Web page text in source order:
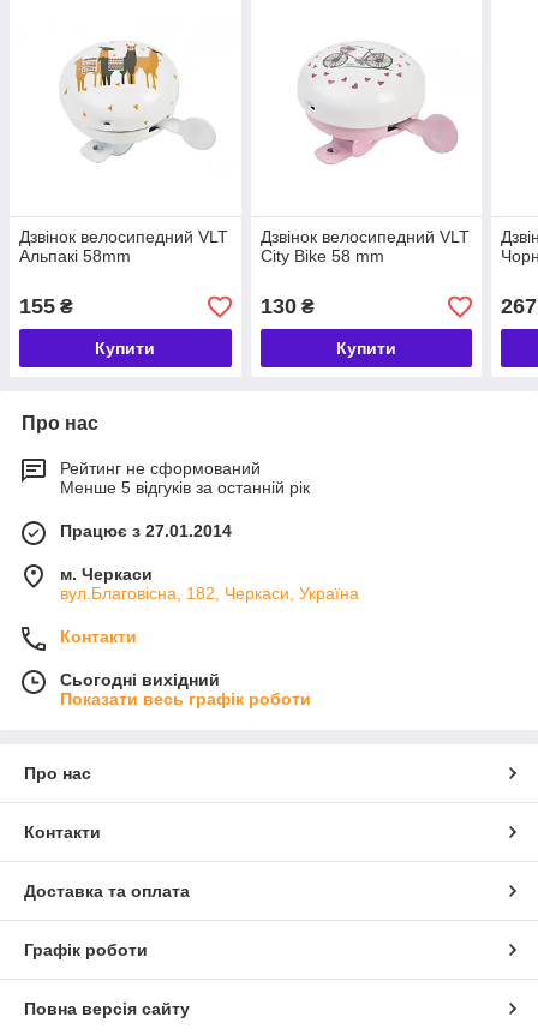
Дзвінок велосипедний VLT
Альпакі 58mm
155 ₴
Купити
Дзвінок велосипедний VLT
City Bike 58 mm
130₴
Купити
267
Про нас
Рейтинг не сформований
Менше 5 відгуків за останній рік
Працює з 27.01.2014
м. Черкаси
вул.Благовісна, 182, Черкаси, Україна
Контакти
Сьогодні вихідний
Показати весь графік роботи
Про нас
Контакти
Доставка та оплата
Графік роботи
Повна версія сайту